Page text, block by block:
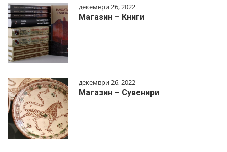
декември 26, 2022
Магазин – Книги
декември 26, 2022
Магазин – Сувенири